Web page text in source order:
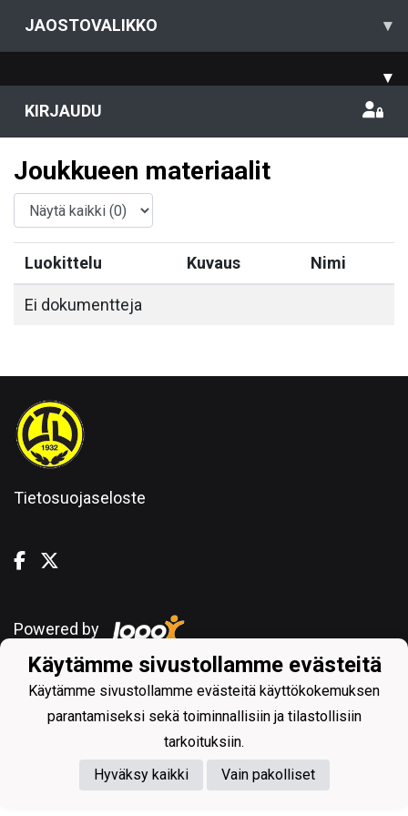
JAOSTOVALIKKO ▾
▾
KIRJAUDU
Joukkueen materiaalit
Luokittelu Kuvaus Nimi
Ei dokumentteja
Tietosuojaseloste
Powered by
Käytämme sivustollamme evästeitä
Käytämme sivustollamme evästeitä käyttökokemuksen
parantamiseksi sekä toiminnallisiin ja tilastollisiin
tarkoituksiin.
Hyväksy kaikki
Vain pakolliset